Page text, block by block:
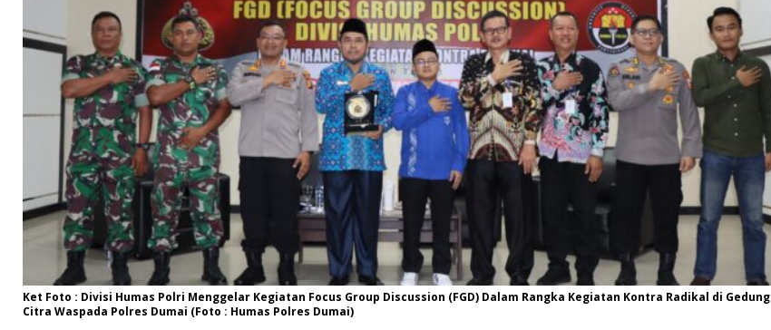
Ket Foto : Divisi Humas Polri Menggelar Kegiatan Focus Group Discussion (FGD) Dalam Rangka Kegiatan Kontra Radikal di Gedung
Citra Waspada Polres Dumai (Foto : Humas Polres Dumai)